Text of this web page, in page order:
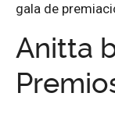
gala de
Anitta